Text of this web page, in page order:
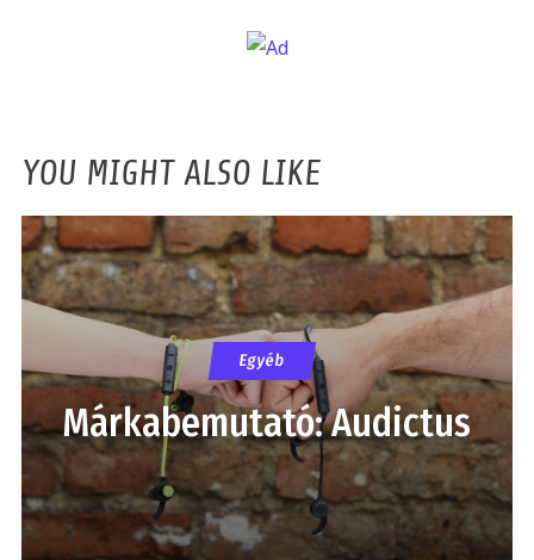
YOU MIGHT ALSO LIKE
Egyéb
Márkabemutató: Audictus